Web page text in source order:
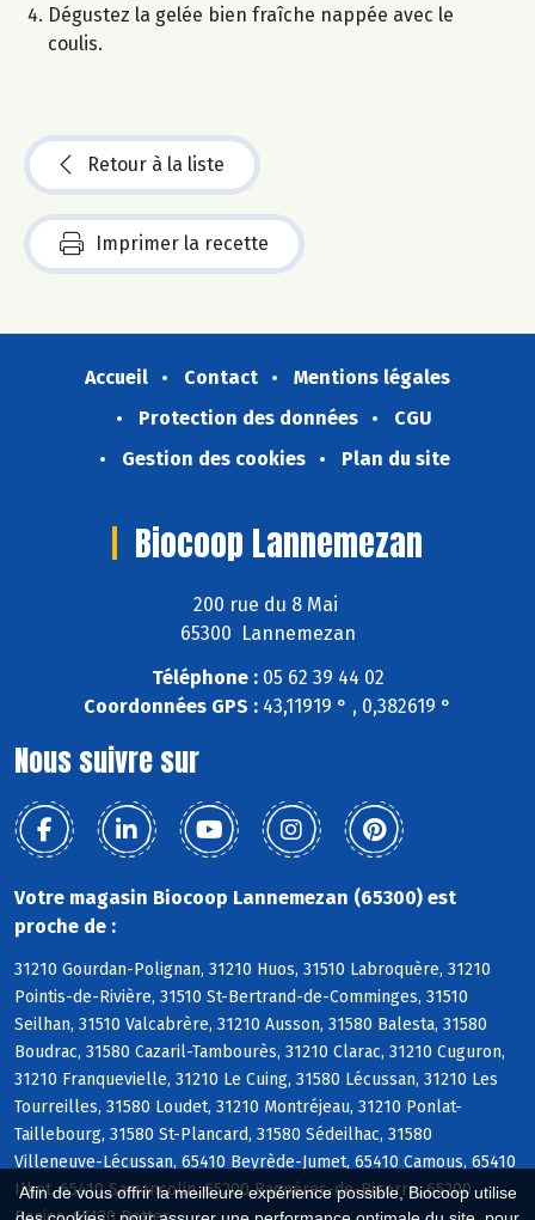
Afin de vous offrir la meilleure expérience possible, Biocoop utilise
Dégustez la gelée bien fraîche nappée avec le
coulis.
Retour à la liste
Imprimer la recette
Accueil Contact
Mentions légales
Protection des données
CGU
Gestion des cookies
Plan du site
Biocoop Lannemezan
200 rue du 8 Mai
65300 Lannemezan
Téléphone :05 62 39 44 02
Coordonnées GPS : 43,11919 ° , 0,382619 °
Nous suivre sur
Votre magasin Biocoop Lannemezan (65300) est
proche de :
31210 Gourdan-Polignan, 31210 Huos, 31510 Labroquère, 31210
Pointis-de-Rivière, 31510 St-Bertrand-de-Comminges, 31510
Seilhan, 31510 Valcabrère, 31210 Ausson, 31580 Balesta, 31580
Boudrac, 31580 Cazaril-Tambourès, 31210 Clarac, 31210 Cuguron,
31210 Franquevielle, 31210 Le Cuing, 31580 Lécussan, 31210 Les
Tourreilles, 31580 Loudet, 31210 Montréjeau, 31210 Ponlat-
Taillebourg, 31580 St-Plancard, 31580 Sédeilhac, 31580
Villeneuve-Lécussan, 65410 Beyrède-Jumet, 65410 Camous, 65410
Ilhet, 65410 Sarrancolin, 65200 Bagnères-de-Bigorre, 65200